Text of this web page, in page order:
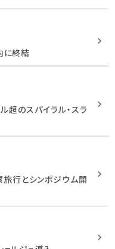
に終結
超のスパイラル・スラ
行とシンポジウム開